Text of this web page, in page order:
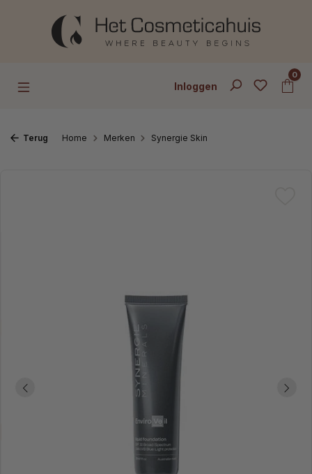
Ga naar de hoofdinhoud
Inloggen
0
Terug Home Merken Synergie Skin